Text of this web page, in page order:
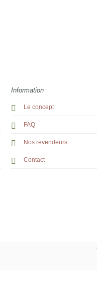
Information
Le concept
FAQ
Nos revendeurs
Contact